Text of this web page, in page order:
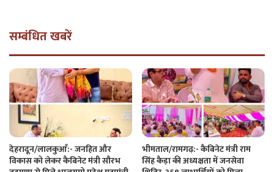
सम्बंधित खबरें
देहरादून/लालकुआँ:- जनहित और
विकास को लेकर कैबिनेट मंत्री सौरभ
भीमताल/रामगढ़:- कैबिनेट मंत्री राम
सिंह कैड़ा की अध्यक्षता में जनसेवा